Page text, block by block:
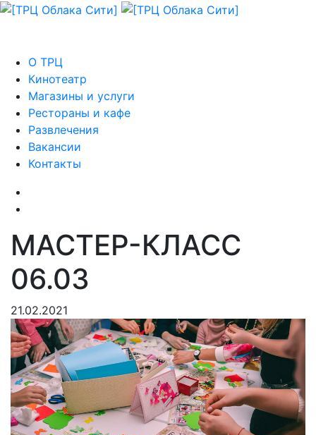
О ТРЦ
Кинотеатр
Магазины и услуги
Рестораны и кафе
Развлечения
Вакансии
Контакты
МАСТЕР-КЛАСС
06.03
21.02.2021